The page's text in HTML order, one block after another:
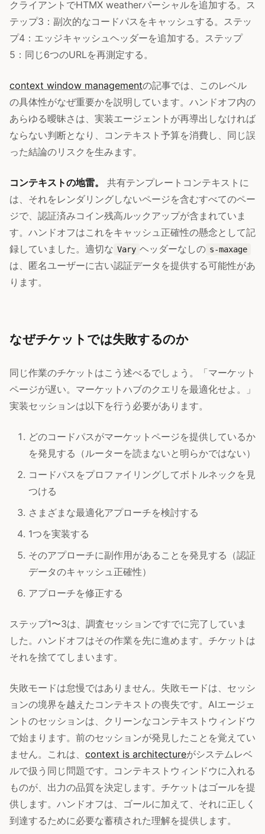
クライアントでHTMX weatherパーシャルを追加する。ス
テップ3：副次的なコードパスをキャッシュする。ステッ
プ4：エッジキャッシュヘッダーを追加する。ステップ
5：同じ6つのURLを再測定する。
context window managementの記事では、このレベル
の具体性がなぜ重要かを説明しています。ハンドオフ内の
あらゆる曖昧さは、実装エージェントが再導出しなければ
ならない判断となり、コンテキスト予算を消費し、同じ誤
った結論のリスクを生みます。
コンテキストの地雷。
共有テンプレートコンテキストに
は、それをレンダリングしないページを含むすべてのペー
ジで、認証済みコイン残高ルックアップが含まれていま
す。ハンドオフはこれをキャッシュ正確性の懸念として記
録していました。適切な Vary ヘッダーなしの s-maxage
は、匿名ユーザーに古い認証データを提供する可能性があ
ります。
なぜチケットでは失敗するのか
同じ作業のチケットはこう述べるでしょう。「マーケット
ページが遅い。マーケットハブのクエリを最適化せよ。」
実装セッションは以下を行う必要があります。
どのコードパスがマーケットページを提供しているか
を発見する（ルーターを読まないと明らかではない）
コードパスをプロファイリングしてボトルネックを見
つける
さまざまな最適化アプローチを検討する
1つを実装する
そのアプローチに副作用があることを発見する（認証
データのキャッシュ正確性）
アプローチを修正する
ステップ1〜3は、調査セッションですでに完了していま
した。ハンドオフはその作業を先に進めます。チケットは
それを捨ててしまいます。
失敗モードは怠慢ではありません。失敗モードは、セッシ
ョンの境界を越えたコンテキストの喪失です。AIエージェ
ントのセッションは、クリーンなコンテキストウィンドウ
で始まります。前のセッションが発見したことを覚えてい
ません。これは、 context is architectureがシステムレベ
ルで扱う同じ問題です。コンテキストウィンドウに入れる
ものが、出力の品質を決定します。チケットはゴールを提
供します。ハンドオフは、ゴールに加えて、それに正しく
到達するために必要な蓄積された理解を提供します。